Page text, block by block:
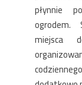
płynnie
ogrodem.
miejsca